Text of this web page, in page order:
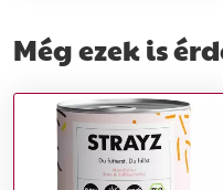
Még ezek is